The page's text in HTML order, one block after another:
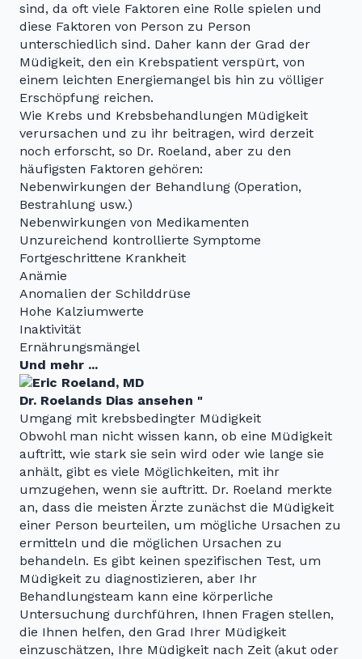
sind, da oft viele Faktoren eine Rolle spielen und
diese Faktoren von Person zu Person
unterschiedlich sind. Daher kann der Grad der
Müdigkeit, den ein Krebspatient verspürt, von
einem leichten Energiemangel bis hin zu völliger
Erschöpfung reichen.
Wie Krebs und Krebsbehandlungen Müdigkeit
verursachen und zu ihr beitragen, wird derzeit
noch erforscht, so Dr. Roeland, aber zu den
häufigsten Faktoren gehören:
Nebenwirkungen der Behandlung (Operation,
Bestrahlung usw.)
Nebenwirkungen von Medikamenten
Unzureichend kontrollierte Symptome
Fortgeschrittene Krankheit
Anämie
Anomalien der Schilddrüse
Hohe Kalziumwerte
Inaktivität
Ernährungsmängel
Und mehr ...
Dr. Roelands Dias ansehen "
Umgang mit krebsbedingter Müdigkeit
Obwohl man nicht wissen kann, ob eine Müdigkeit
auftritt, wie stark sie sein wird oder wie lange sie
anhält, gibt es viele Möglichkeiten, mit ihr
umzugehen, wenn sie auftritt. Dr. Roeland merkte
an, dass die meisten Ärzte zunächst die Müdigkeit
einer Person beurteilen, um mögliche Ursachen zu
ermitteln und die möglichen Ursachen zu
behandeln. Es gibt keinen spezifischen Test, um
Müdigkeit zu diagnostizieren, aber Ihr
Behandlungsteam kann eine körperliche
Untersuchung durchführen, Ihnen Fragen stellen,
die Ihnen helfen, den Grad Ihrer Müdigkeit
einzuschätzen, Ihre Müdigkeit nach Zeit (akut oder